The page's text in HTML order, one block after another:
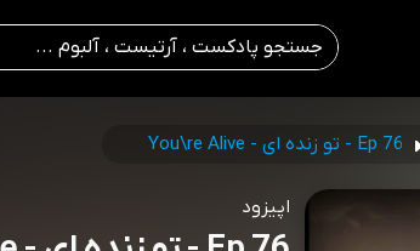
Ep 76 - تو زنده ای - You\re Alive
اپیزود